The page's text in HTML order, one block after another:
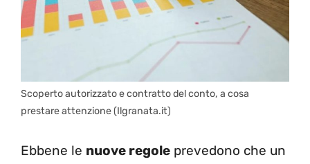
Scoperto autorizzato e contratto del conto, a cosa
prestare attenzione (Ilgranata.it)
Ebbene le nuove regole prevedono che un